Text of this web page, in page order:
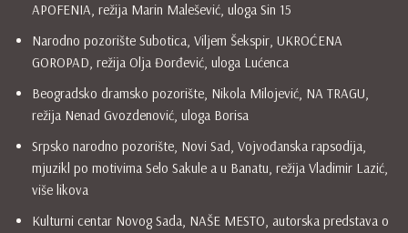
APOFENIA, režija Marin Malešević, uloga Sin 15
Narodno pozorište Subotica, Viljem Šekspir, UKROĆENA
GOROPAD, režija Olja Đorđević, uloga Lućenca
Beogradsko dramsko pozorište, Nikola Milojević, NA TRAGU,
režija Nenad Gvozdenović, uloga Borisa
Srpsko narodno pozorište, Novi Sad, Vojvođanska rapsodija,
mjuzikl po motivima Selo Sakule a u Banatu, režija Vladimir Lazić,
više likova
Kulturni centar Novog Sada, NAŠE MESTO, autorska predstava o